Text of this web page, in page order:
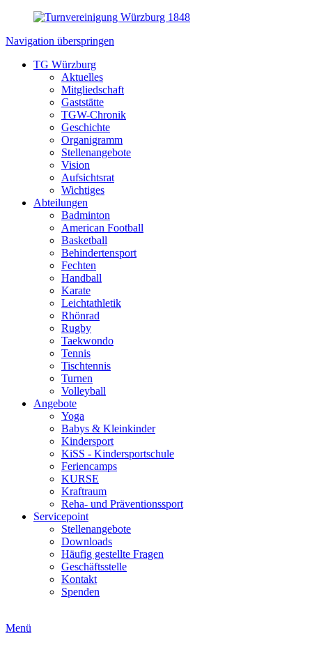
Navigation überspringen
TG Würzburg
Aktuelles
Mitgliedschaft
Gaststätte
TGW-Chronik
Geschichte
Organigramm
Stellenangebote
Vision
Aufsichtsrat
Wichtiges
Abteilungen
Badminton
American Football
Basketball
Behindertensport
Fechten
Handball
Karate
Leichtathletik
Rhönrad
Rugby
Taekwondo
Tennis
Tischtennis
Turnen
Volleyball
Angebote
Yoga
Babys & Kleinkinder
Kindersport
KiSS - Kindersportschule
Feriencamps
KURSE
Kraftraum
Reha- und Präventionssport
Servicepoint
Stellenangebote
Downloads
Häufig gestellte Fragen
Geschäftsstelle
Kontakt
Spenden
Menü